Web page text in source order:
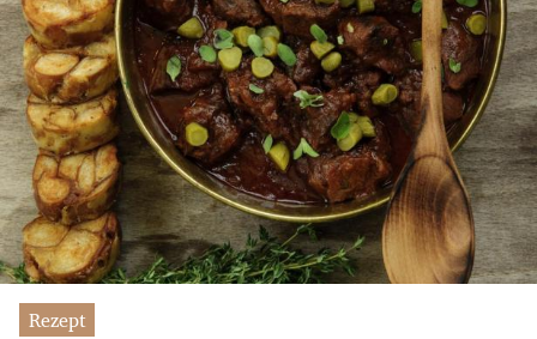
Rezept